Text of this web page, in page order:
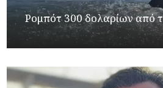
Ρομπότ 300 δολαρίων από